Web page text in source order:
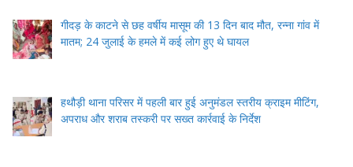
गीदड़ के काटने से छह वर्षीय मासूम की 13 दिन बाद मौत, रन्ना गांव में
मातम; 24 जुलाई के हमले में कई लोग हुए थे घायल
हथौड़ी थाना परिसर में पहली बार हुई अनुमंडल स्तरीय क्राइम मीटिंग,
अपराध और शराब तस्करी पर सख्त कार्रवाई के निर्देश